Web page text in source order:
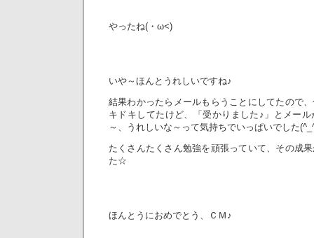
やったね(・ω<)
いや～ほんとうれしいですね♪
結果わかったらメールもらうことにしてたので
キドキしてたけど、「受かりました♪」とメー
～、うれしいな～って気持ちでいっぱいでした
たくさんたくさん勉強を頑張っていて、その成
た☆
ほんとうにおめでとう、ＣＭ♪